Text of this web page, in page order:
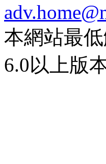
本網站最
6.0以上版